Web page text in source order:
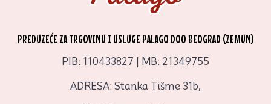
PREDUZEĆE ZA TRGOVINU I USLUGE PALAGO DOO BEOGRAD (ZEMUN)
PIB: 110433827 | MB: 21349755
ADRESA: Stanka Tišme 31b,